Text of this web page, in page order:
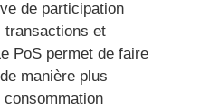
de participation
transactions et
PoS permet de faire
manière plus